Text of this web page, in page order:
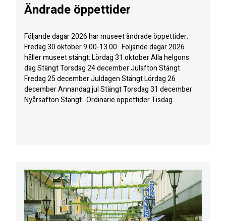
Ändrade öppettider
Följande dagar 2026 har museet ändrade öppettider:
Fredag 30 oktober 9.00-13.00 Följande dagar 2026
håller museet stängt: Lördag 31 oktober Alla helgons
dag Stängt Torsdag 24 december Julafton Stängt
Fredag 25 december Juldagen Stängt Lördag 26
december Annandag jul Stängt Torsdag 31 december
Nyårsafton Stängt Ordinarie öppettider Tisdag...